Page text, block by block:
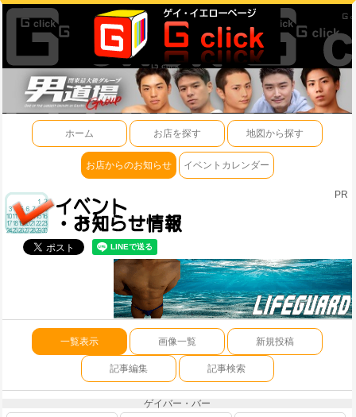
ホーム お店を探す 地図から探す
お店からのお知らせ イベントカレンダー
PR
一覧表示 画像一覧 新規投稿
記事編集 記事検索
ゲイバー・バー